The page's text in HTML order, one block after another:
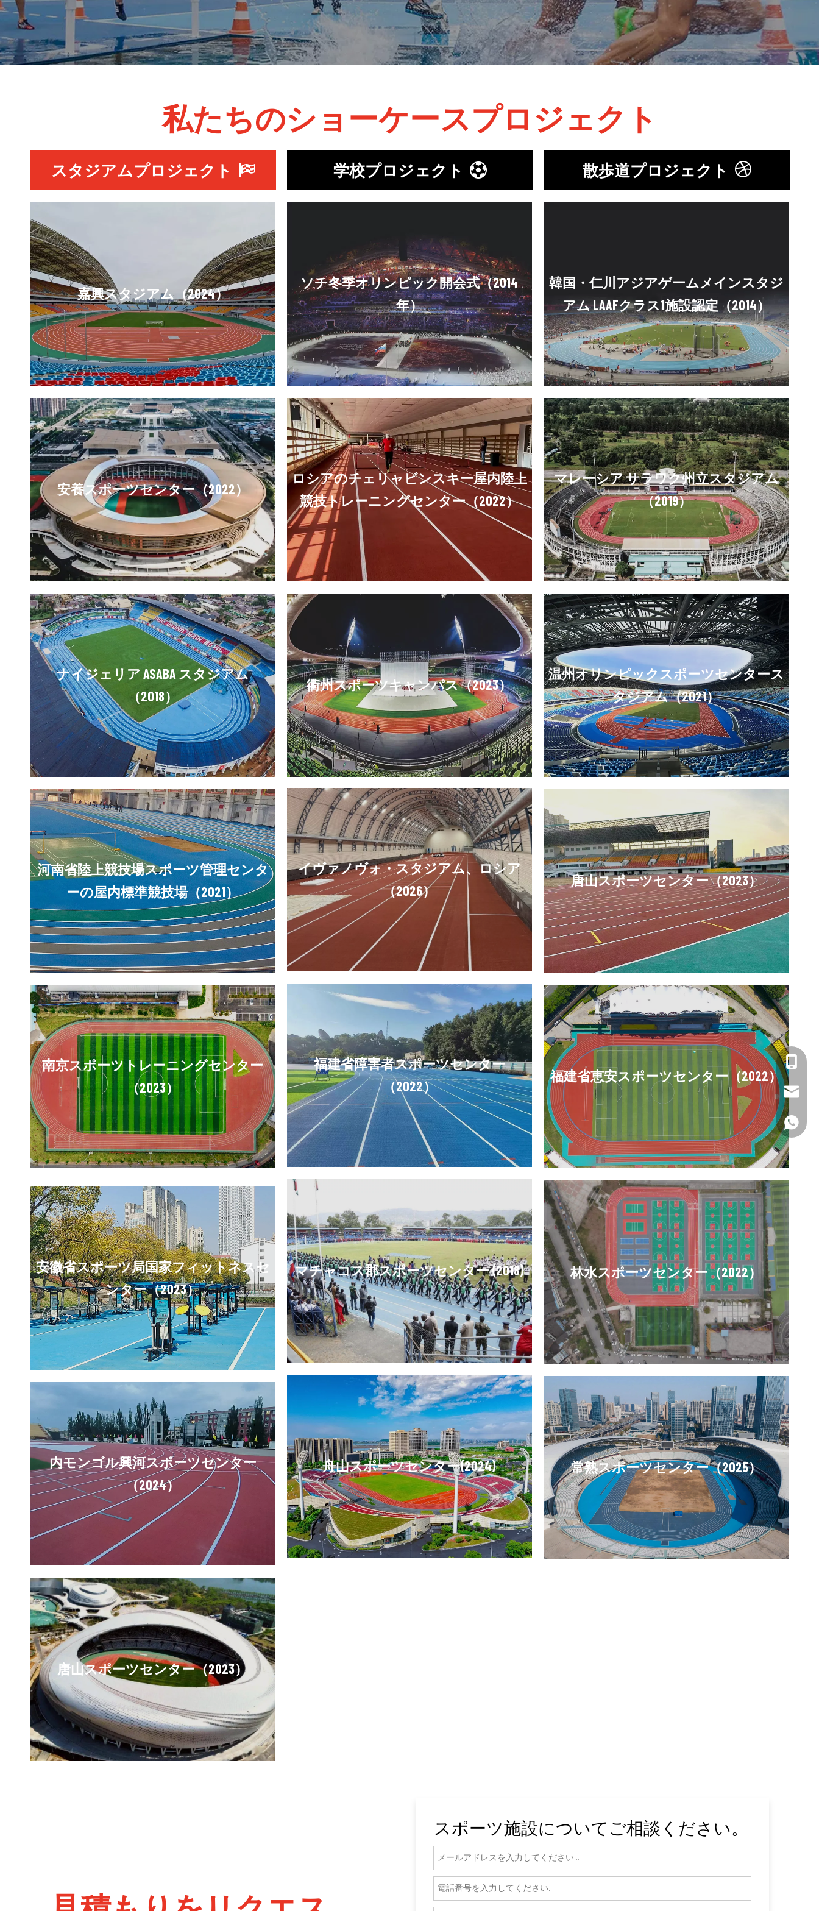
私たちのショーケースプロジェクト
スタジアムプロジェクト 学校プロジェクト 散歩道プロジェクト
嘉興スタジアム（2024）
安養スポーツセンター（2022）
ナイジェリア ASABA スタジアム
（2018）
河南省陸上競技場スポーツ管理センタ
ーの屋内標準競技場（2021）
南京スポーツトレーニングセンター
（2023）
安徽省スポーツ局国家フィットネスセ
ンター（2023）
内モンゴル興河スポーツセンター
（2024）
唐山スポーツセンター（2023）
ソチ冬季オリンピック開会式（2014
年）
ロシアのチェリャビンスキー屋内陸上
競技トレーニングセンター（2022）
衢州スポーツキャンパス（2023）
イヴァノヴォ・スタジアム、ロシア
（2026）
福建省障害者スポーツセンター
（2022）
マチャコス郡スポーツセンター (2018)
舟山スポーツセンター(2024)
韓国・仁川アジアゲームメインスタジ
アム LAAFクラス1施設認定（2014）
マレーシア サラワク州立スタジアム
（2019）
温州オリンピックスポーツセンタース
タジアム（2021）
唐山スポーツセンター（2023）
福建省恵安スポーツセンター（2022）
林水スポーツセンター（2022）
常熟スポーツセンター（2025）
スポーツ施設についてご相談ください。
+86-
粘土。
+86